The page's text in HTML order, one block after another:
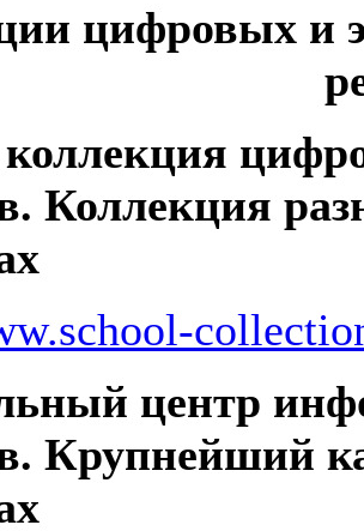
цифровых и
Коллекция
центр
Крупнейший